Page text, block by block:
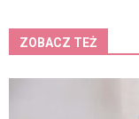
ZOBACZ TEŻ